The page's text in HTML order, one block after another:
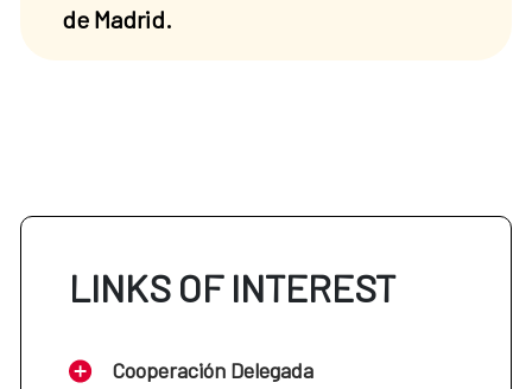
de Madrid.
LINKS OF INTEREST
Cooperación Delegada